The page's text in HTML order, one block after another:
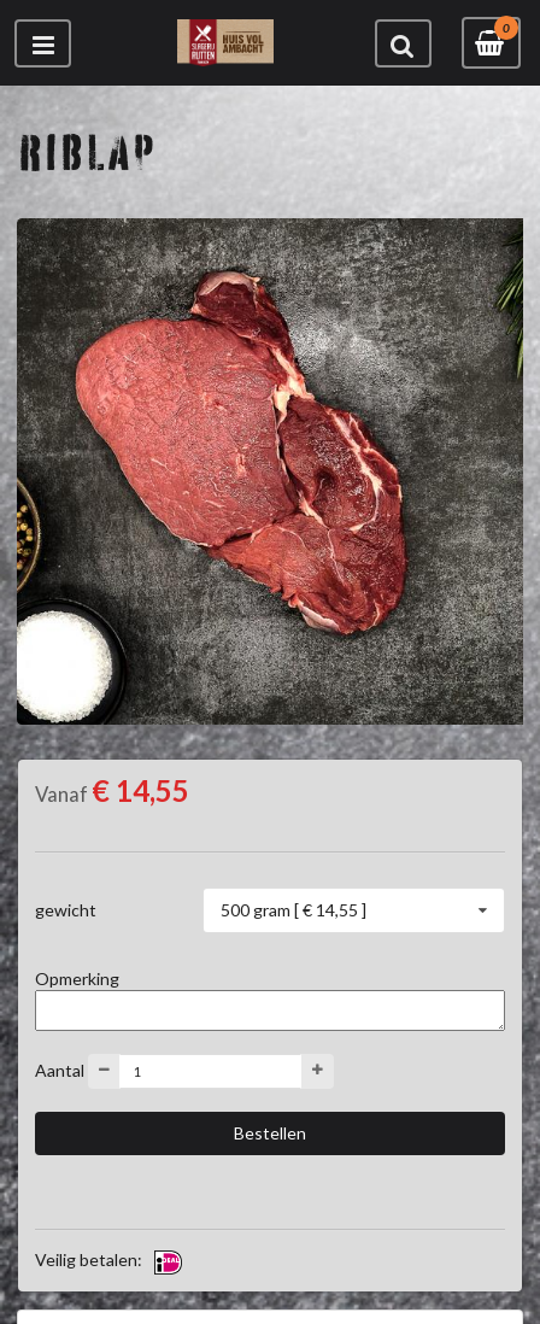
0
RIBLAP
Vanaf € 14,55
gewicht 500 gram [ € 14,55 ]
Opmerking
Aantal
Veilig betalen: